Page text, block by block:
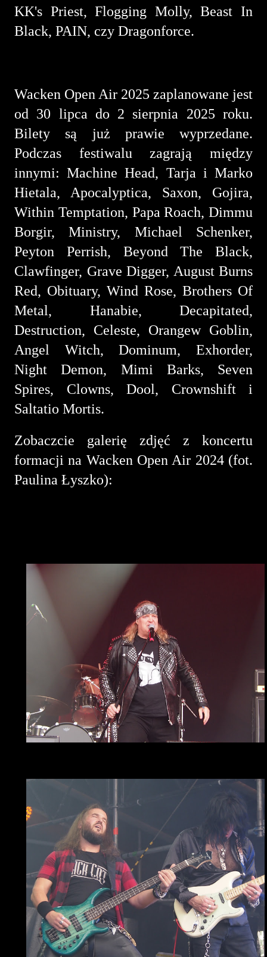
KK's Priest, Flogging Molly, Beast In
Black, PAIN, czy Dragonforce.
Wacken Open Air 2025 zaplanowane jest
od 30 lipca do 2 sierpnia 2025 roku.
Bilety są już prawie wyprzedane.
Podczas festiwalu zagrają między
innymi: Machine Head, Tarja i Marko
Hietala, Apocalyptica, Saxon, Gojira,
Within Temptation, Papa Roach, Dimmu
Borgir, Ministry, Michael Schenker,
Peyton Perrish, Beyond The Black,
Clawfinger, Grave Digger, August Burns
Red, Obituary, Wind Rose, Brothers Of
Metal, Hanabie, Decapitated,
Destruction, Celeste, Orangew Goblin,
Angel Witch, Dominum, Exhorder,
Night Demon, Mimi Barks, Seven
Spires, Clowns, Dool, Crownshift i
Saltatio Mortis.
Zobaczcie galerię zdjęć z koncertu
formacji na Wacken Open Air 2024 (fot.
Paulina Łyszko):